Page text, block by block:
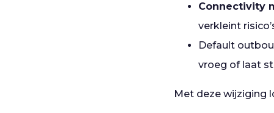
Connectivity
verkleint
Default
vroeg of laat
Met deze wijziging